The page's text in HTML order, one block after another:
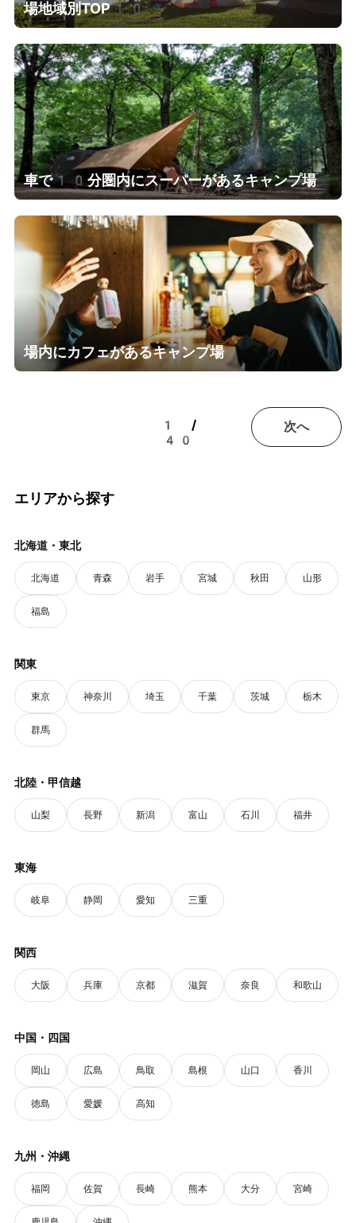
場地域別TOP10
車で10分圏内にスーパーがあるキャンプ場
場内にカフェがあるキャンプ場
1 /
40
次へ
エリアから探す
北海道・東北
北海道 青森 岩手 宮城 秋田 山形
福島
関東
東京 神奈川 埼玉 千葉 茨城 栃木
群馬
北陸・甲信越
山梨 長野 新潟 富山 石川 福井
東海
岐阜 静岡 愛知 三重
関西
大阪 兵庫 京都 滋賀 奈良 和歌山
中国・四国
岡山 広島 鳥取 島根 山口 香川
徳島 愛媛 高知
九州・沖縄
福岡 佐賀 長崎 熊本 大分 宮崎